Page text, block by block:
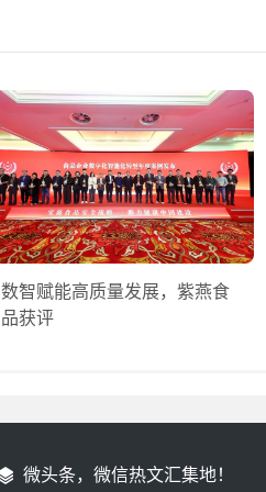
数智赋能高质量发展，紫燕食
品获评
微头条，微信热文汇集地！